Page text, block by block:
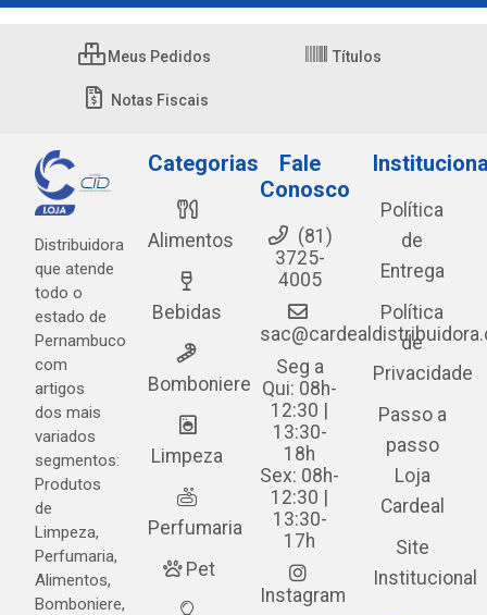
Meus Pedidos Títulos
Notas Fiscais
Distribuidora
que atende
todo o
estado de
Pernambuco
com
artigos
dos mais
variados
segmentos:
Produtos
de
Limpeza,
Perfumaria,
Alimentos,
Bomboniere,
Categorias
Alimentos
Bebidas
Bomboniere
Limpeza
Perfumaria
Pet
Fale
Conosco
(81)
3725-
4005
Seg a
Qui: 08h-
12:30 |
13:30-
18h
Sex: 08h-
12:30 |
13:30-
17h
Instagram
Política
de
Entrega
Política
de
Privacidade
Passo a
passo
Loja
Cardeal
Site
Institucional